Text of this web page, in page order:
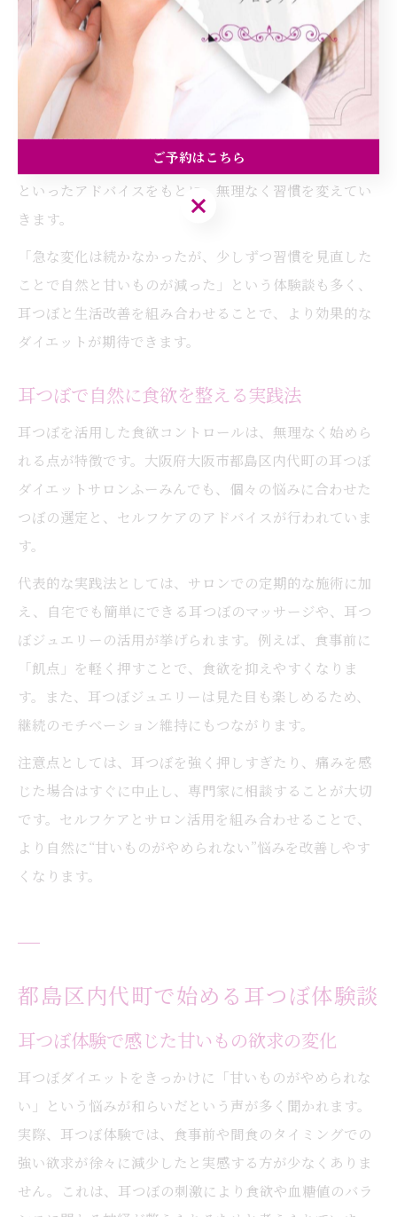
大阪市都島区内代町の耳つぼダイエットサロンふーみん
では、耳つぼ施術とセットで、生活習慣カウンセリング
も行っています。具体的には、
・夜間の間食を控える
・規則正しい睡眠を心がける
・ストレス発散の方法を見つける
といったアドバイスをもとに、無理なく習慣を変えてい
きます。
「急な変化は続かなかったが、少しずつ習慣を見直した
ことで自然と甘いものが減った」という体験談も多く、
耳つぼと生活改善を組み合わせることで、より効果的な
ダイエットが期待できます。
耳つぼで自然に食欲を整える実践法
耳つぼを活用した食欲コントロールは、無理なく始めら
れる点が特徴です。大阪府大阪市都島区内代町の耳つぼ
ダイエットサロンふーみんでも、個々の悩みに合わせた
つぼの選定と、セルフケアのアドバイスが行われていま
す。
代表的な実践法としては、サロンでの定期的な施術に加
え、自宅でも簡単にできる耳つぼのマッサージや、耳つ
ぼジュエリーの活用が挙げられます。例えば、食事前に
「飢点」を軽く押すことで、食欲を抑えやすくなりま
す。また、耳つぼジュエリーは見た目も楽しめるため、
継続のモチベーション維持にもつながります。
注意点としては、耳つぼを強く押しすぎたり、痛みを感
じた場合はすぐに中止し、専門家に相談することが大切
です。セルフケアとサロン活用を組み合わせることで、
より自然に“甘いものがやめられない”悩みを改善しやす
くなります。
都島区内代町で始める耳つぼ体験談
耳つぼ体験で感じた甘いもの欲求の変化
耳つぼダイエットをきっかけに「甘いものがやめられな
い」という悩みが和らいだという声が多く聞かれます。
実際、耳つぼ体験では、食事前や間食のタイミングでの
強い欲求が徐々に減少したと実感する方が少なくありま
せん。これは、耳つぼの刺激により食欲や血糖値のバラ
ご予約はこちら
ご予約はこちら